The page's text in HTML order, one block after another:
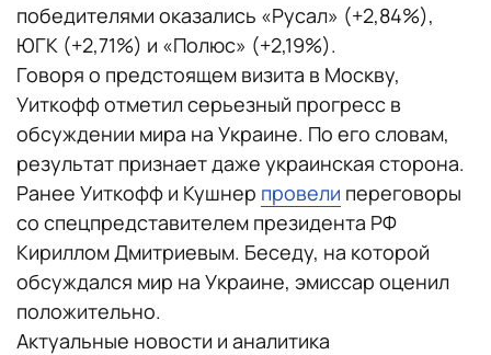
победителями оказались «Русал» (+2,84%),
ЮГК (+2,71%) и «Полюс» (+2,19%).
Говоря о предстоящем визита в Москву,
Уиткофф отметил серьезный прогресс в
обсуждении мира на Украине. По его словам,
результат признает даже украинская сторона.
Ранее Уиткофф и Кушнер провели переговоры
со спецпредставителем президента РФ
Кириллом Дмитриевым. Беседу, на которой
обсуждался мир на Украине, эмиссар оценил
положительно.
Актуальные новости и аналитика